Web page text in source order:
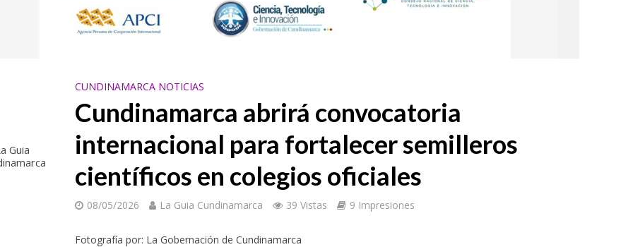
Guia
CUNDINAMARCA NOTICIAS
Cundinamarca abrirá convocatoria
internacional para fortalecer semilleros
científicos en colegios oficiales
08/05/2026 La Guia Cundinamarca 39 Vistas 9 Impresiones
Fotografía por: La Gobernación de Cundinamarca